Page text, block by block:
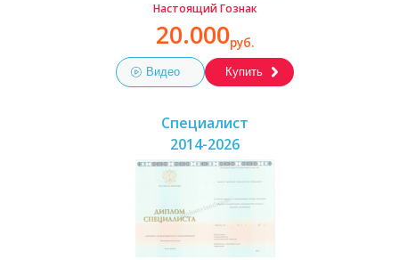
Настоящий Гознак
20.000руб.
Видео Купить
Специалист
2014-2026